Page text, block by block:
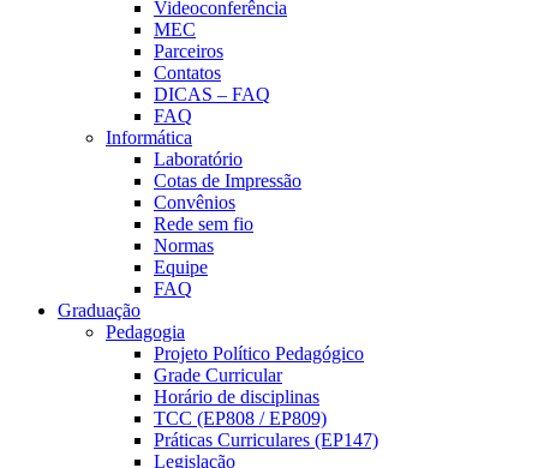
Videoconferência
MEC
Parceiros
Contatos
DICAS – FAQ
FAQ
Informática
Laboratório
Cotas de Impressão
Convênios
Rede sem fio
Normas
Equipe
FAQ
Graduação
Pedagogia
Projeto Político Pedagógico
Grade Curricular
Horário de disciplinas
TCC (EP808 / EP809)
Práticas Curriculares (EP147)
Legislação